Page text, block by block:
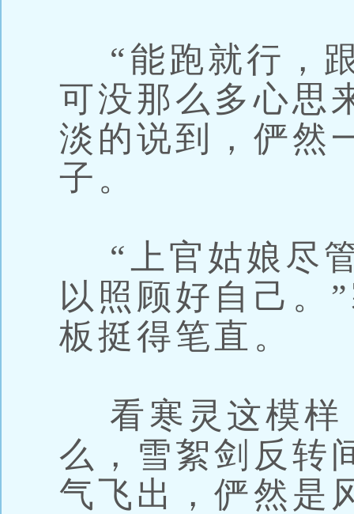
“能跑就行，
可没那么多心思
淡的说到，俨然
子。
“上官姑娘尽
以照顾好自己。
板挺得笔直。
看寒灵这模样
么，雪絮剑反转
气飞出，俨然是